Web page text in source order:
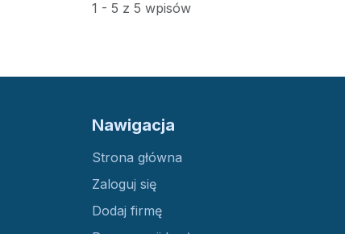
1 - 5 z 5 wpisów
Nawigacja
Strona główna
Zaloguj się
Dodaj firmę